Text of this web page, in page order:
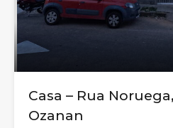
Casa – Rua
Ozanan